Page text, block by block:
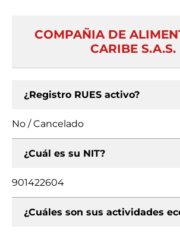
COMPAÑIA DE
CARIBE S.A.S.
¿Registro RUES activo?
No / Cancelado
¿Cuál es su NIT?
901422604
¿Cuáles son sus actividades